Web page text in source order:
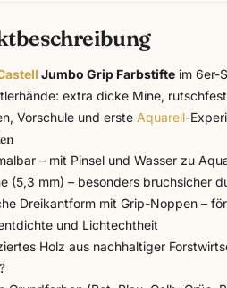
Jumbo Grip Farbstifte im 6er-
extra dicke Mine,
Vorschule und erste Aquarell-
– mit Pinsel und Wasser zu
(5,3 mm) – besonders bruchsicher
Dreikantform mit Grip-Noppen –
und Lichtechtheit
Holz aus nachhaltiger